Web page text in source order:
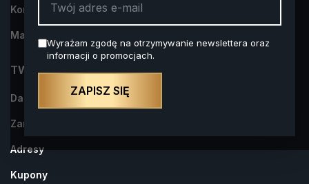
Wyrażam zgodę na otrzymywanie newslettera oraz
informacji o promocjach.
ZAPISZ SIĘ
Kontakt z nami
Mapa strony
TWOJE KONTO
Dane osobowe
Zamówienia
Adresy
Kupony